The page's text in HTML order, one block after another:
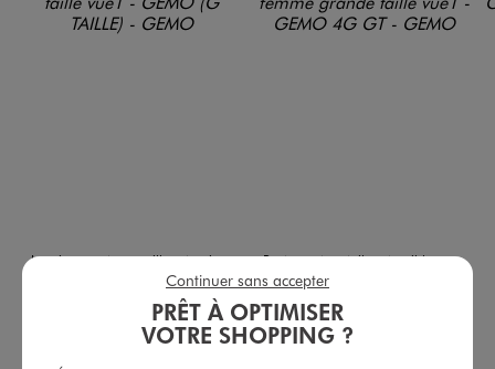
Legging court en maille extensible femme grande taille
-50% sur le 2ème produit d'été
Pantacourt en toile extensible coupe ajustée femme grande taille
4.5/5 de moyenne
PRÊT À OPTIMISER
VOTRE SHOPPING ?
Continuer sans accepter